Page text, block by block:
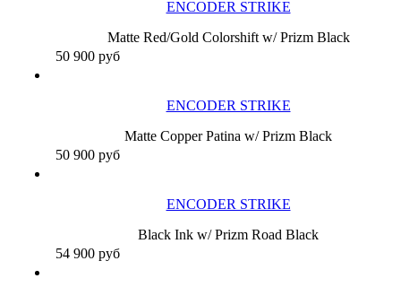
ENCODER STRIKE
Matte Red/Gold Colorshift w/ Prizm Black
50 900 руб
ENCODER STRIKE
Matte Copper Patina w/ Prizm Black
50 900 руб
ENCODER STRIKE
Black Ink w/ Prizm Road Black
54 900 руб